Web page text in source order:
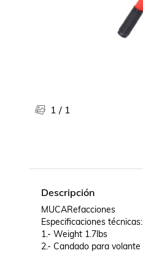
Películas, series de tv y música
1 / 1
Descripción
MUCARefacciones
Especificaciones técnicas:
1.- Weight 1.7lbs
2.- Candado para volante